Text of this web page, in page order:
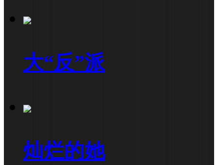
大“反”派
灿烂的她